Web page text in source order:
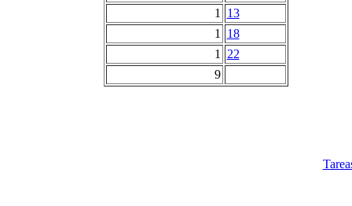
1
13
1
18
1
22
9